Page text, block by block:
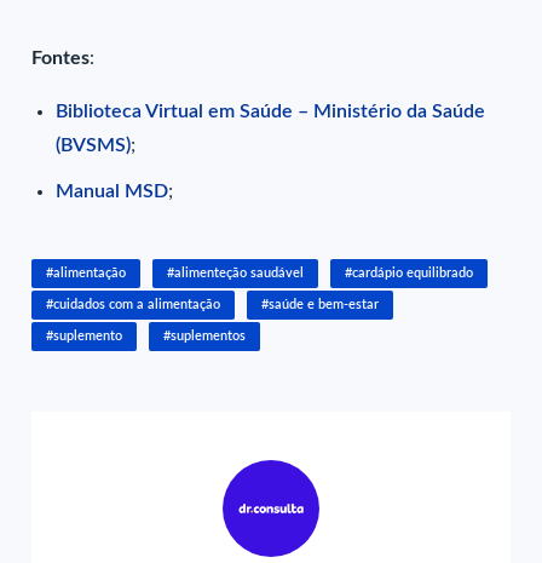
Fontes:
Biblioteca Virtual em Saúde – Ministério da Saúde
(BVSMS);
Manual MSD;
#alimentação #alimenteção saudável #cardápio equilibrado
#cuidados com a alimentação #saúde e bem-estar
#suplemento #suplementos